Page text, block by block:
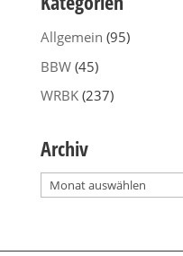
Allgemein (95)
BBW(45)
WRBK(237)
Archiv
Archiv